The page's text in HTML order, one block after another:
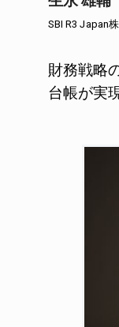
SBI R3 Japan
財務戦略
台帳が実